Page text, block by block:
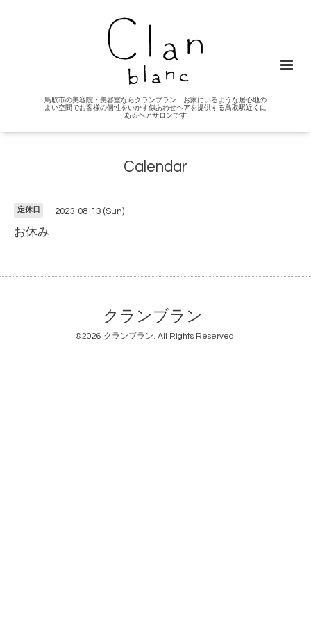
鳥取市の美容院・美容室ならクランブラン お家にいるような居心地の
よい空間でお客様の個性をいかす似あわせヘアを提供する鳥取駅近くに
あるヘアサロンです
Calendar
定休日 2023-08-13 (Sun)
お休み
クランブラン
©2026 クランブラン. All Rights Reserved.